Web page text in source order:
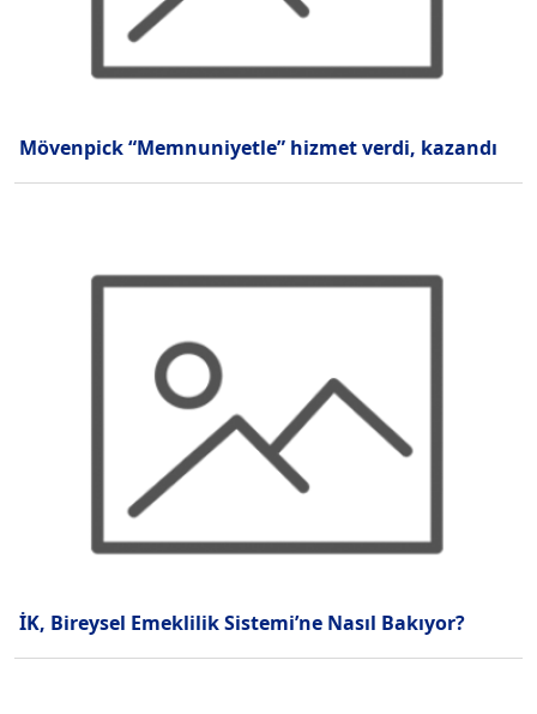
Mövenpick “Memnuniyetle” hizmet verdi, kazandı
İK, Bireysel Emeklilik Sistemi’ne Nasıl Bakıyor?